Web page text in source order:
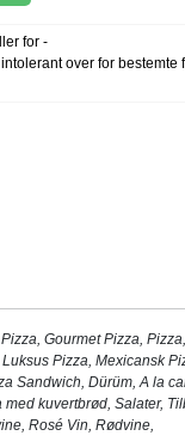
for -
over for bestemte
, Gourmet Pizza, Pizza,
Luksus Pizza, Mexicansk
Sandwich, Dürüm,A la
med kuvertbrød, Salater,
, Rosé Vin, Rødvine,